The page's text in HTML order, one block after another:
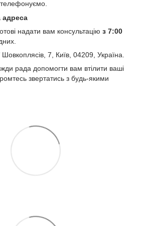
адреса
надати вам консультацію з 7:00
Шовкоплясів, 7, Київ, 04209, Україна.
рада допомогти вам втілити ваші
звертатись з будь-якими